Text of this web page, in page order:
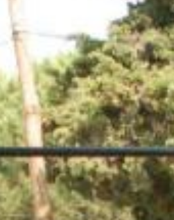
Amora
Seixal